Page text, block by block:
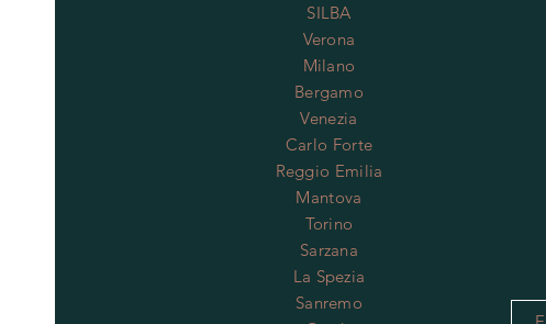
SILBA
Verona
Milano
Bergamo
Venezia
Carlo Forte
Reggio Emilia
Mantova
Torino
Sarzana
La Spezia
Sanremo